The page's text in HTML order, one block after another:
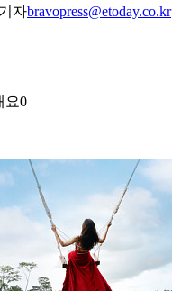
자bravopress@etoday.co.kr
요0